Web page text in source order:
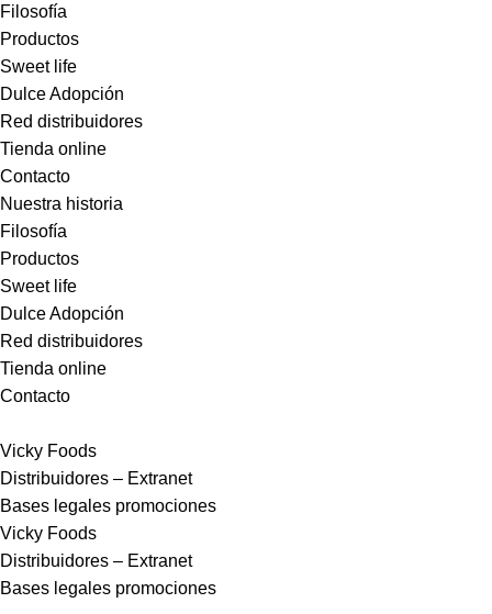
Filosofía
Productos
Sweet life
Dulce Adopción
Red distribuidores
Tienda online
Contacto
Nuestra historia
Filosofía
Productos
Sweet life
Dulce Adopción
Red distribuidores
Tienda online
Contacto
Vicky Foods
Distribuidores – Extranet
Bases legales promociones
Vicky Foods
Distribuidores – Extranet
Bases legales promociones